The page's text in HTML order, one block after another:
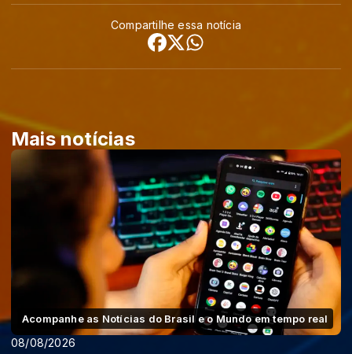
Compartilhe essa notícia
Mais notícias
Acompanhe as Notícias do Brasil e o Mundo em tempo real
08/08/2026